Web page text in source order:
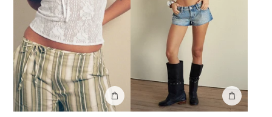
Añadir a la bolsa Añadir a la